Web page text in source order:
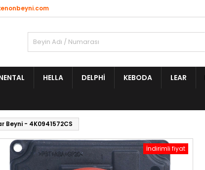
HELLA DELPHI KEBODA LEAR
Beyni - 4K0941572CS
İndirimli fiyat